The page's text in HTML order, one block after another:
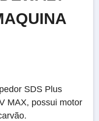
SDS Plus
MAX, possui motor